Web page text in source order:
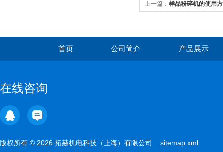
上一篇： 样品粉碎机的使用
首页 公司简介 产品展示
在线咨询
版权所有 © 2026 拓赫机电科技（上海）有限公司 sitemap.xml